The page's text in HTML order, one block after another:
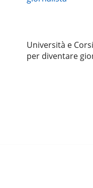
Università e
per diventare